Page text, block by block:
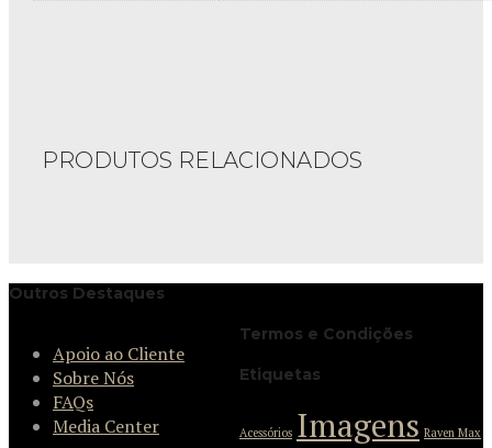
PRODUTOS RELACIONADOS
Outros Destaques
Apoio ao Cliente
Sobre Nós
FAQs
Media Center
Termos e Condições
Etiquetas
Acessórios Imagens Raven Max